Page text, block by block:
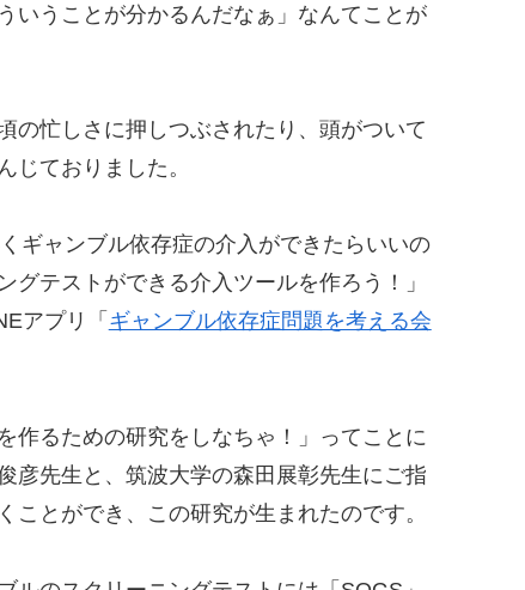
いうことが分かるんだなぁ」なんてことが
の忙しさに押しつぶされたり、頭がついて
じておりました。
ギャンブル依存症の介入ができたらいいの
テストができる介入ツールを作ろう！」
アプリ「 ギャンブル依存症問題を考える会
作るための研究をしなちゃ！」ってことに
彦先生と、筑波大学の森田展彰先生にご指
とができ、この研究が生まれたのです。